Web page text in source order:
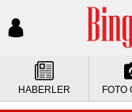
HABERLER FOTO